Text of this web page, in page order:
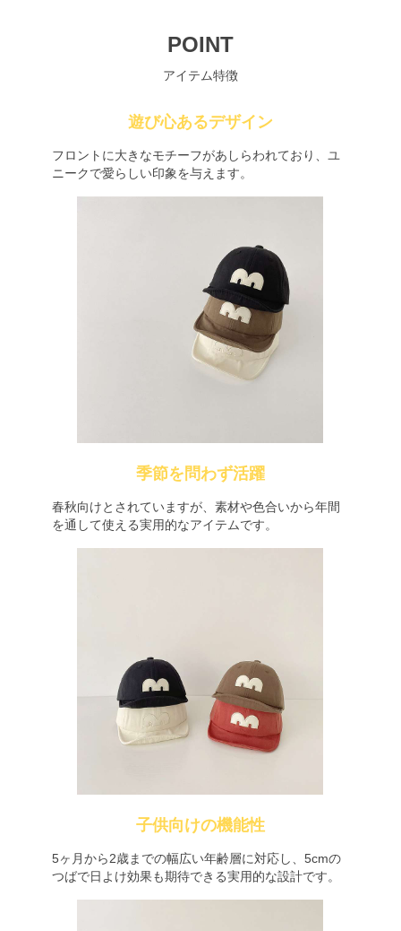
POINT
アイテム特徴
遊び心あるデザイン
フロントに大きなモチーフがあしらわれており、ユ
ニークで愛らしい印象を与えます。
季節を問わず活躍
春秋向けとされていますが、素材や色合いから年間
を通して使える実用的なアイテムです。
子供向けの機能性
5ヶ月から2歳までの幅広い年齢層に対応し、5cmの
つばで日よけ効果も期待できる実用的な設計です。